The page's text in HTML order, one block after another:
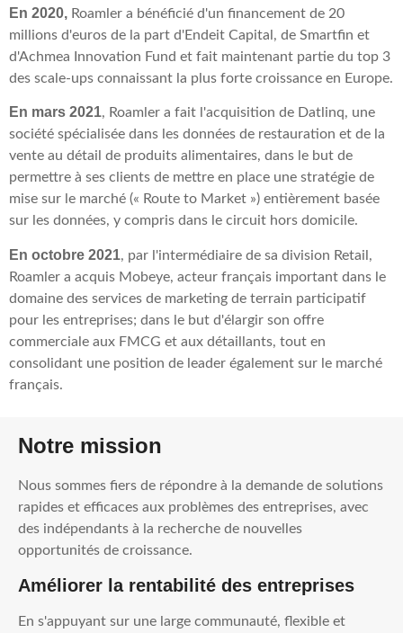
En 2020, Roamler a bénéficié d'un financement de 20
millions d'euros de la part d'Endeit Capital, de Smartfin et
d'Achmea Innovation Fund et fait maintenant partie du top 3
des scale-ups connaissant la plus forte croissance en Europe.
En mars 2021, Roamler a fait l'acquisition de Datlinq, une
société spécialisée dans les données de restauration et de la
vente au détail de produits alimentaires, dans le but de
permettre à ses clients de mettre en place une stratégie de
mise sur le marché (« Route to Market ») entièrement basée
sur les données, y compris dans le circuit hors domicile.
En octobre 2021, par l'intermédiaire de sa division Retail,
Roamler a acquis Mobeye, acteur français important dans le
domaine des services de marketing de terrain participatif
pour les entreprises; dans le but d'élargir son offre
commerciale aux FMCG et aux détaillants, tout en
consolidant une position de leader également sur le marché
français.
Notre mission
Nous sommes fiers de répondre à la demande de solutions
rapides et efficaces aux problèmes des entreprises, avec
des indépendants à la recherche de nouvelles
opportunités de croissance.
Améliorer la rentabilité des entreprises
En s'appuyant sur une large communauté, flexible et